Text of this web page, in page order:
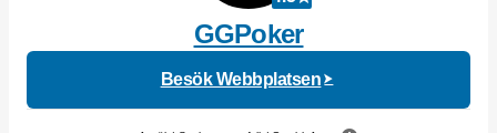
GGPoker
Besök Webbplatsen